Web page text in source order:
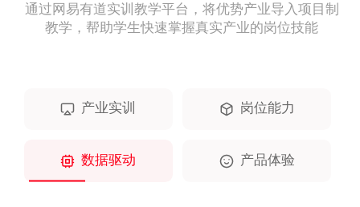
通过网易有道实训教学平台，将优势产业导入项目制
教学，帮助学生快速掌握真实产业的岗位技能
产业实训 岗位能力
数据驱动 产品体验